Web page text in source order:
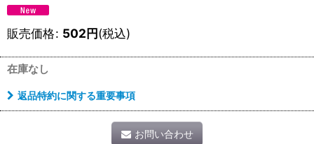
販売価格: 502円(税込)
在庫なし
返品特約に関する重要事項
お問い合わせ